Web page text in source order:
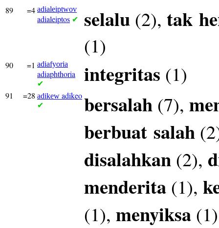
89 =4 adialeiptwov
adialeiptos ✔ selalu (2), tak
(1)
90 =1 adiafyoria
adiaphthoria
✔ integritas (1)
91 =28 adikew adikeo
✔ bersalah (7),
berbuat salah
disalahkan (2),
menderita (1),
(1), menyiksa